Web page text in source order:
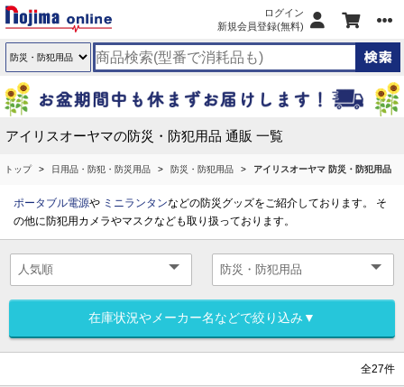
ログイン
新規会員登録(無料)
アイリスオーヤマの防災・防犯用品 通販 一覧
トップ 日用品・防犯・防災用品 防災・防犯用品 アイリスオーヤマ 防災・防犯用品
ポータブル電源や ミニランタンなどの防災グッズをご紹介しております。 そ
の他に防犯用カメラやマスクなども取り扱っております。
在庫状況やメーカー名などで絞り込み▼
全27件